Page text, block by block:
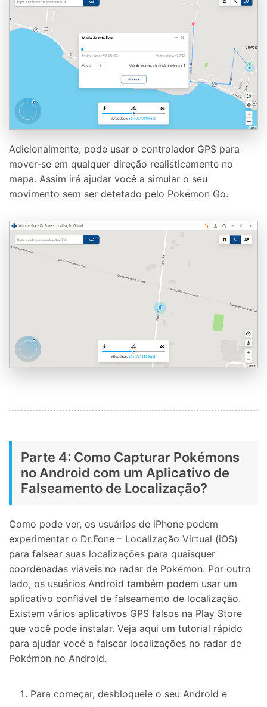
Adicionalmente, pode usar o controlador GPS para
mover-se em qualquer direção realisticamente no
mapa. Assim irá ajudar você a simular o seu
movimento sem ser detetado pelo Pokémon Go.
Parte 4: Como Capturar Pokémons
no Android com um Aplicativo de
Falseamento de Localização?
Como pode ver, os usuários de iPhone podem
experimentar o Dr.Fone – Localização Virtual (iOS)
para falsear suas localizações para quaisquer
coordenadas viáveis no radar de Pokémon. Por outro
lado, os usuários Android também podem usar um
aplicativo confiável de falseamento de localização.
Existem vários aplicativos GPS falsos na Play Store
que você pode instalar. Veja aqui um tutorial rápido
para ajudar você a falsear localizações no radar de
Pokémon no Android.
Para começar, desbloqueie o seu Android e